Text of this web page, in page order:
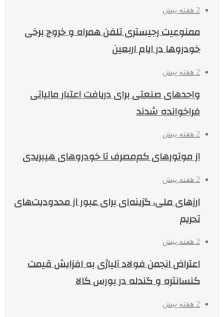
2 هفته پیش
ممنوعیت رجیستری تلفن همراه و خروج برخی
خودروها در ایام اربعین
2 هفته پیش
واحدهای صنعتی برای دریافت اعتبار مالیاتی
فراخوانده شدند
2 هفته پیش
از موتورهای کم‌مصرف تا خودروهای هیبریدی
2 هفته پیش
ارزهای ملی، گزینه‌ای برای عبور از محدودیت‌های
تحریم
2 هفته پیش
اعتراض انجمن فولاد آلیاژی به افزایش قیمت
کنسانتره و گندله در بورس کالا
2 هفته پیش